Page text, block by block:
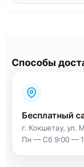
Способы
Бесплатный
г. Кокшетау, ул.
Пн — Сб 9:00 —